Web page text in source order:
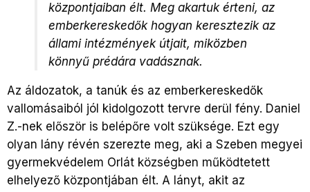
központjaiban élt. Meg akartuk érteni, az
emberkereskedők hogyan keresztezik az
állami intézmények útjait, miközben
könnyű prédára vadásznak.
Az áldozatok, a tanúk és az emberkereskedők
vallomásaiból jól kidolgozott tervre derül fény. Daniel
Z.-nek először is belépőre volt szüksége. Ezt egy
olyan lány révén szerezte meg, aki a Szeben megyei
gyermekvédelem Orlát községben működtetett
elhelyező központjában élt. A lányt, akit az